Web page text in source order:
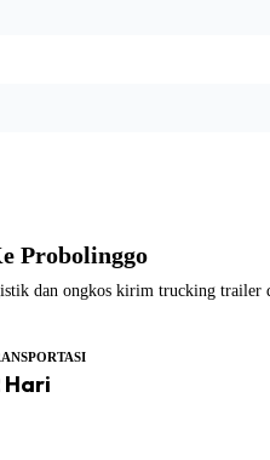
Probolinggo
dan ongkos kirim trucking
Hari